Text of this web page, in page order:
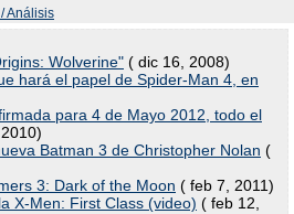
Análisis
Wolverine" ( dic 16, 2008)
hará el papel de Spider-Man 4, en
para 4 de Mayo 2012, todo el
Batman 3 de Christopher Nolan (
3: Dark of the Moon ( feb 7, 2011)
X-Men: First Class (video) ( feb 12,